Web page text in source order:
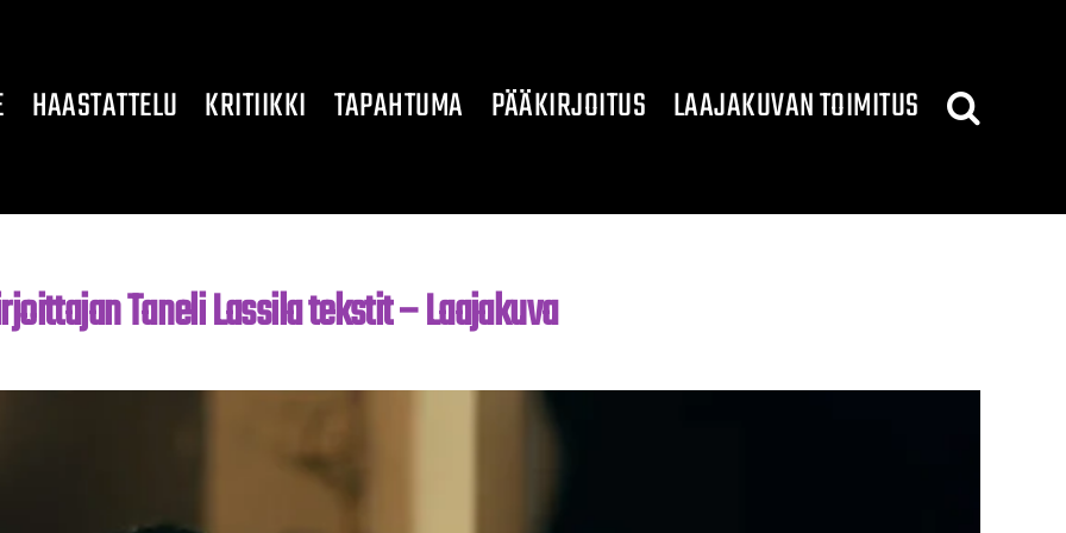
HAASTATTELU KRITIIKKI TAPAHTUMA PÄÄKIRJOITUS LAAJAKUVAN TOIMITUS
Taneli Lassila tekstit – Laajakuva